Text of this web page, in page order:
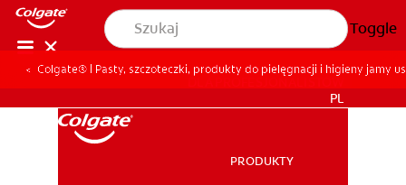
Toggle
PL
PRODUKTY
Colgate® | Pasty, szczoteczki, produkty do pielęgnacji i higieny jamy